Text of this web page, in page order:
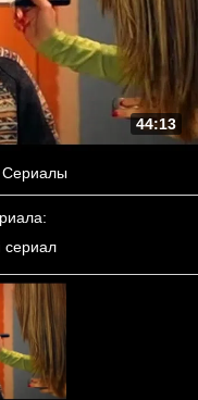
44:13
Сериалы
:
сериал